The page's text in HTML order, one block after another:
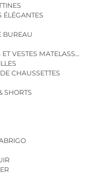
ÉLÉGANTES
BUREAU
VESTES MATELASSÉES
CHAUSSETTES
SHORTS